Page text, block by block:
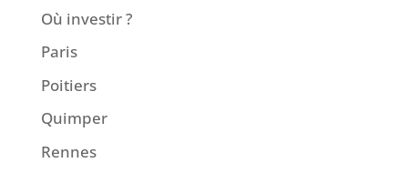
Où investir ?
Paris
Poitiers
Quimper
Rennes